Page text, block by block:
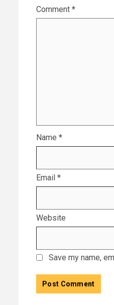
Comment *
Name *
Email *
Website
Save my name,